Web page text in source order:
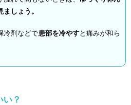
ましょう。
冷剤などで患部を冷やすと痛みが和ら
？